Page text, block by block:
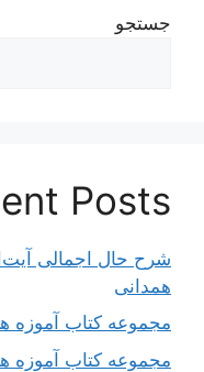
جستجو
Posts
شرح حال اجمالی
همدانی
مجموعه کتاب آموزه
مجموعه کتاب آموزه